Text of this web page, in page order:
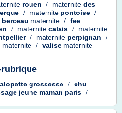
rouen / maternite des
/ maternite pontoise /
berceau maternite / fee
/ maternite calais /
maternite
/ maternite perpignan
/
maternite / valise maternite
rubrique
grossesse / chu
jeune maman paris /